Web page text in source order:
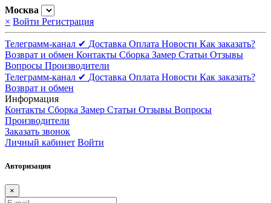
Москва
× Войти Регистрация
Телеграмм-канал ✔ Доставка Оплата Новости Как заказать?
Возврат и обмен Контакты Сборка Замер Статьи Отзывы
Вопросы Производители
Телеграмм-канал ✔ Доставка Оплата Новости Как заказать?
Возврат и обмен
Информация
Контакты Сборка Замер Статьи Отзывы Вопросы
Производители
Заказать звонок
Личный кабинет Войти
Авторизация
×